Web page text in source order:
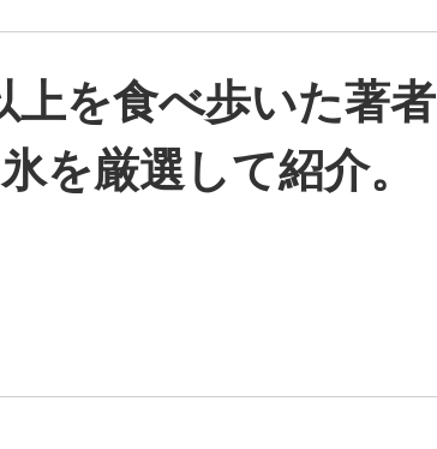
上を食べ歩いた著者
を厳選して紹介。